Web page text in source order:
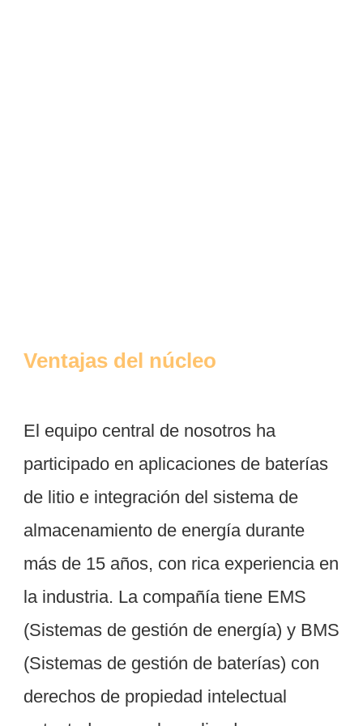
El equipo central de nosotros ha
participado en aplicaciones de baterías
de litio e integración del sistema de
almacenamiento de energía durante
más de 15 años, con rica experiencia en
la industria. La compañía tiene EMS
(Sistemas de gestión de energía) y BMS
(Sistemas de gestión de baterías) con
derechos de propiedad intelectual